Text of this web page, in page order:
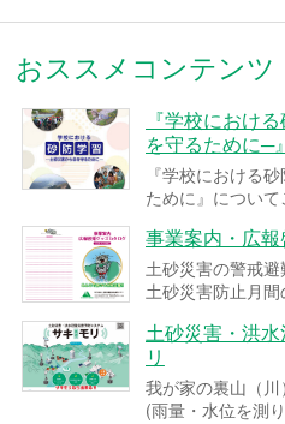
おススメコンテンツ
『学校におけ
を守るために─
『学校における
ために』について
事業案内・広
土砂災害の警戒
土砂災害防止月間
土砂災害・洪
リ
我が家の裏山（
(雨量・水位を測